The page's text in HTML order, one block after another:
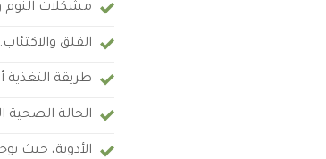
مشكلات النوم
القلق والاكتئاب.
طريقة التغذية
الحالة الصحية
الأدوية، حيث